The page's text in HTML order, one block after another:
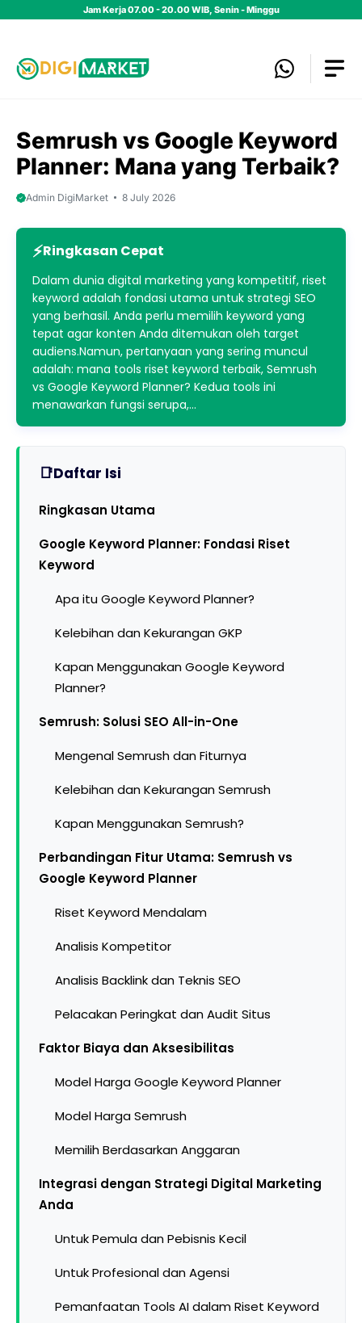
Jam Kerja 07.00 - 20.00 WIB, Senin - Minggu
Semrush vs Google Keyword
Planner: Mana yang Terbaik?
Admin DigiMarket 8 July 2026
Ringkasan Cepat
Dalam dunia digital marketing yang kompetitif, riset
keyword adalah fondasi utama untuk strategi SEO
yang berhasil. Anda perlu memilih keyword yang
tepat agar konten Anda ditemukan oleh target
audiens.Namun, pertanyaan yang sering muncul
adalah: mana tools riset keyword terbaik, Semrush
vs Google Keyword Planner? Kedua tools ini
menawarkan fungsi serupa,…
Daftar Isi
Ringkasan Utama
Google Keyword Planner: Fondasi Riset
Keyword
Apa itu Google Keyword Planner?
Kelebihan dan Kekurangan GKP
Kapan Menggunakan Google Keyword
Planner?
Semrush: Solusi SEO All-in-One
Mengenal Semrush dan Fiturnya
Kelebihan dan Kekurangan Semrush
Kapan Menggunakan Semrush?
Perbandingan Fitur Utama: Semrush vs
Google Keyword Planner
Riset Keyword Mendalam
Analisis Kompetitor
Analisis Backlink dan Teknis SEO
Pelacakan Peringkat dan Audit Situs
Faktor Biaya dan Aksesibilitas
Model Harga Google Keyword Planner
Model Harga Semrush
Memilih Berdasarkan Anggaran
Integrasi dengan Strategi Digital Marketing
Anda
Untuk Pemula dan Pebisnis Kecil
Untuk Profesional dan Agensi
Pemanfaatan Tools AI dalam Riset Keyword